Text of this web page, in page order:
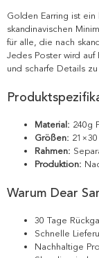
Golden Earring ist
skandinavischen
für alle, die nach
Jedes Poster wird auf
und scharfe Details
Material: 240g
Größen:
Rahmen:
Produktion:
Warum Dear
30 Tage
Schnelle
Nachhaltige